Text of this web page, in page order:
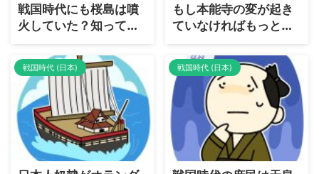
戦国時代にも桜島は噴
火していた？知ってい
るようで知らない桜島
について解説
もし本能寺の変が起き
ていなければもっと大
きな「本能寺の変」が
起きていた？日本史ど
ころか世界史レベルの
if展開を考える
戦国時代 (日本) 戦国時代 (日本)